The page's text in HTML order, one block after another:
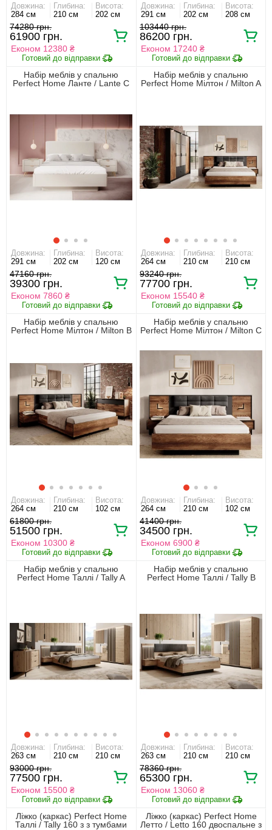
Довжина:
284 см
Глибина:
210 см
Висота:
202 см
74280 грн.
61900 грн.
Економ 12380 ₴
Довжина:
291 см
Глибина:
202 см
Висота:
208 см
103440 грн.
86200 грн.
Економ 17240 ₴
Набір меблів у спальню
Perfect Home Ланте / Lante С
Довжина:
291 см
Глибина:
202 см
Висота:
120 см
47160 грн.
39300 грн.
Економ 7860 ₴
Набір меблів у спальню
Perfect Home Мілтон / Milton A
Довжина:
264 см
Глибина:
210 см
Висота:
210 см
93240 грн.
77700 грн.
Економ 15540 ₴
Набір меблів у спальню
Perfect Home Мілтон / Milton B
Довжина:
264 см
Глибина:
210 см
Висота:
102 см
61800 грн.
51500 грн.
Економ 10300 ₴
Набір меблів у спальню
Perfect Home Мілтон / Milton C
Довжина:
264 см
Глибина:
210 см
Висота:
102 см
41400 грн.
34500 грн.
Економ 6900 ₴
Набір меблів у спальню
Perfect Home Таллі / Tally A
Довжина:
263 см
Глибина:
210 см
Висота:
210 см
93000 грн.
77500 грн.
Економ 15500 ₴
Набір меблів у спальню
Perfect Home Таллі / Tally B
Довжина:
263 см
Глибина:
210 см
Висота:
210 см
78360 грн.
65300 грн.
Економ 13060 ₴
Ліжко (каркас) Perfect Home
Таллі / Tally 160 з з тумбами
Ліжко (каркас) Perfect Home
Летто / Letto 160 двоспальне з